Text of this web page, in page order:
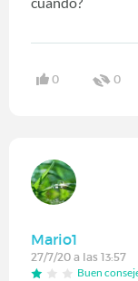
0 0
Mario1
27/7/20 a las 13:57
Buen